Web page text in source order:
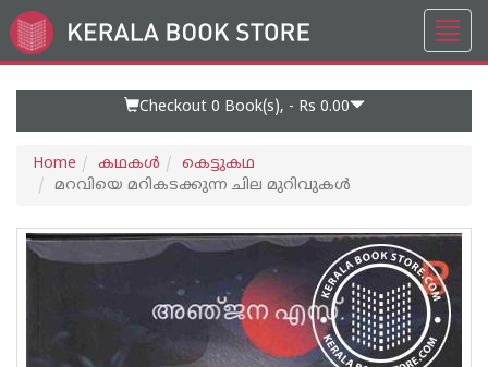
Go
to
Checkout 0 Book(s), - Rs 0.00
Home കഥകള്‍
കെട്ടുകഥ
മറവിയെ മറികടക്കുന്ന ചില മുറിവുകൾ